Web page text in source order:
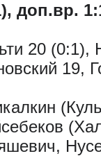
доп.вр.
20 (0:1),
19,